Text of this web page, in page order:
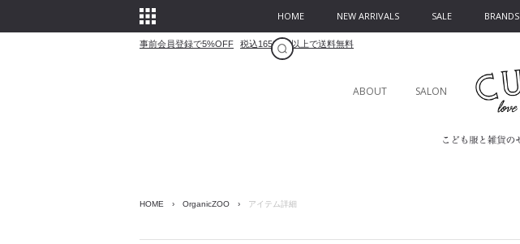
HOME NEW ARRIVALS SALE BRANDS
事前会員登録で5%OFF 税込16500円以上で送料無料
ABOUT SALON
HOME › OrganicZOO › アイテム詳細